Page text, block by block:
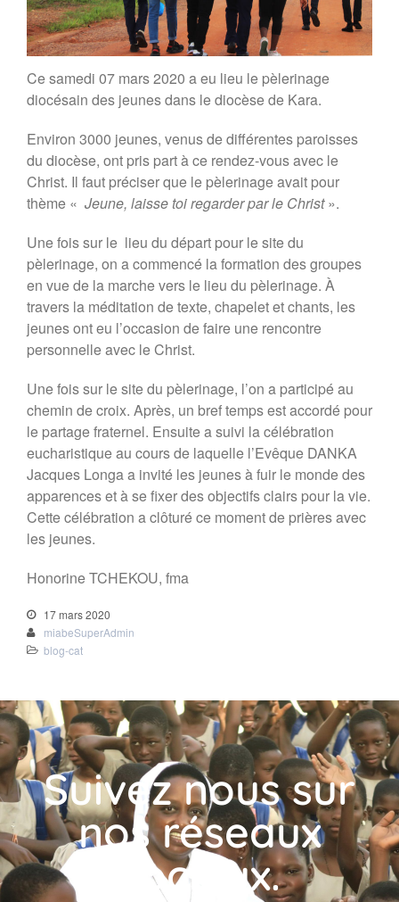
Actualité
Bulletin
Jeunes
Construisons la paix
Famille
Ecologie
Migration
Pape François
Projets
Liens Utiles
Nos Communautés
Dons
Ce samedi 07 mars 2020 a eu lieu le pèlerinage
diocésain des jeunes dans le diocèse de Kara.
Environ 3000 jeunes, venus de différentes paroisses
du diocèse, ont pris part à ce rendez-vous avec le
Christ. Il faut préciser que le pèlerinage avait pour
thème « Jeune, laisse toi regarder par le Christ».
Une fois sur le lieu du départ pour le site du
pèlerinage, on a commencé la formation des groupes
en vue de la marche vers le lieu du pèlerinage. À
travers la méditation de texte, chapelet et chants, les
jeunes ont eu l’occasion de faire une rencontre
personnelle avec le Christ.
Une fois sur le site du pèlerinage, l’on a participé au
chemin de croix. Après, un bref temps est accordé pour
le partage fraternel. Ensuite a suivi la célébration
eucharistique au cours de laquelle l’Evêque DANKA
Jacques Longa a invité les jeunes à fuir le monde des
apparences et à se fixer des objectifs clairs pour la vie.
Cette célébration a clôturé ce moment de prières avec
les jeunes.
Honorine TCHEKOU, fma
17 mars 2020
miabeSuperAdmin
blog-cat
Suivez nous sur
nos réseaux
sociaux.